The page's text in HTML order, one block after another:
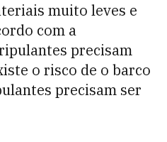
muito leves e
com a
precisam
o risco de o barco
precisam ser